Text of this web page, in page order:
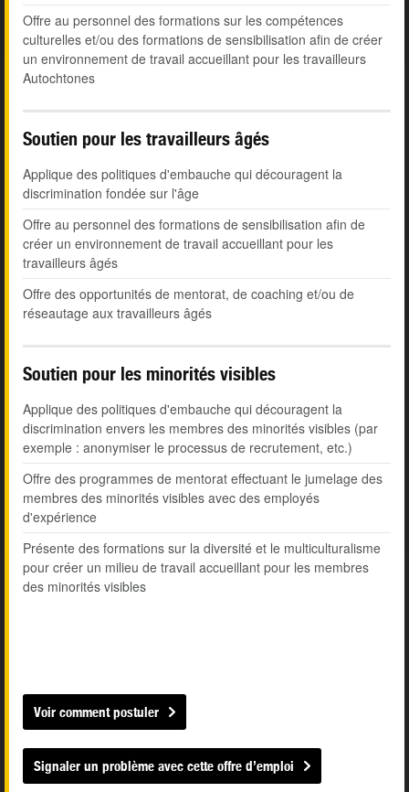
Offre au personnel des formations sur les compétences
culturelles et/ou des formations de sensibilisation afin de créer
un environnement de travail accueillant pour les travailleurs
Autochtones
Soutien pour les travailleurs âgés
Applique des politiques d'embauche qui découragent la
discrimination fondée sur l'âge
Offre au personnel des formations de sensibilisation afin de
créer un environnement de travail accueillant pour les
travailleurs âgés
Offre des opportunités de mentorat, de coaching et/ou de
réseautage aux travailleurs âgés
Soutien pour les minorités visibles
Applique des politiques d'embauche qui découragent la
discrimination envers les membres des minorités visibles (par
exemple : anonymiser le processus de recrutement, etc.)
Offre des programmes de mentorat effectuant le jumelage des
membres des minorités visibles avec des employés
d'expérience
Présente des formations sur la diversité et le multiculturalisme
pour créer un milieu de travail accueillant pour les membres
des minorités visibles
Voir comment postuler
Signaler un problème avec cette offre d’emploi